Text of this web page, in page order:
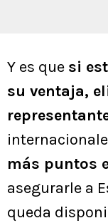
Y es que si
su ventaja,
más puntos
asegurarle a
queda